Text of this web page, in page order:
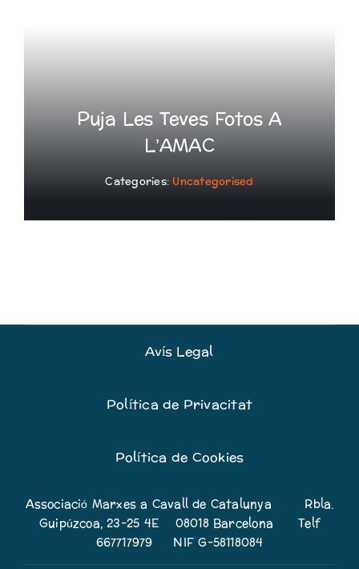
Puja Les Teves Fotos A
L’AMAC
Categories: Uncategorised
Avís Legal
Política de Privacitat
Política de Cookies
Associació Marxes a Cavall de Catalunya Rbla.
Guipúzcoa, 23-25 4E 08018 Barcelona Telf
667717979 NIF G-58118084